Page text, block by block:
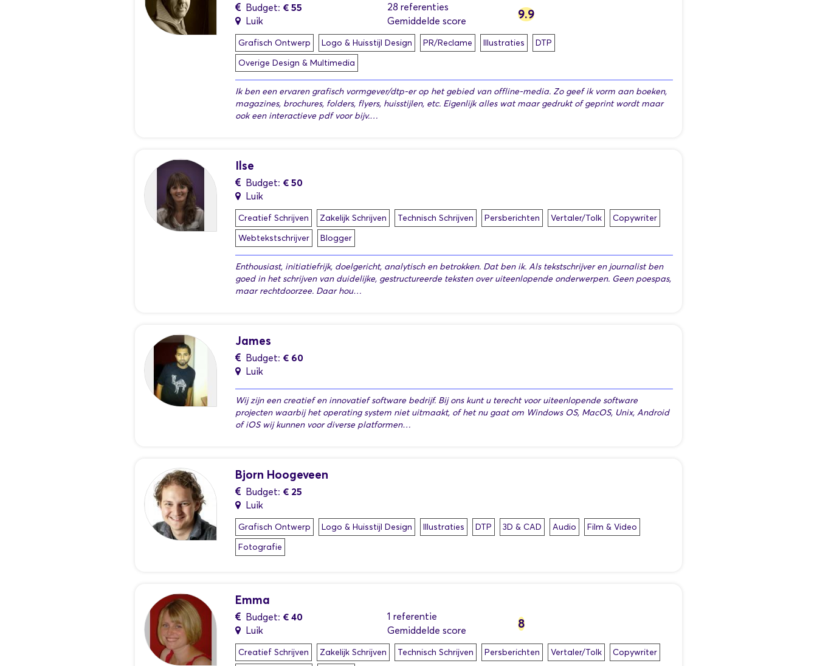
Budget: € 55
28 referenties
Luik
Gemiddelde score 9.9
Grafisch Ontwerp Logo & Huisstijl Design PR/Reclame Illustraties
DTP
Overige Design & Multimedia
Ik ben een ervaren grafisch vormgever/dtp-er op het gebied van offline-media. Zo geef ik vorm aan boeken,
magazines, brochures, folders, flyers, huisstijlen, etc. Eigenlijk alles wat maar gedrukt of geprint wordt maar
ook een interactieve pdf voor bijv.…
Ilse
Budget: € 50
Luik
Creatief Schrijven Zakelijk Schrijven Technisch Schrijven Persberichten Vertaler/Tolk
Copywriter
Webtekstschrijver
Blogger
Enthousiast, initiatiefrijk, doelgericht, analytisch en betrokken. Dat ben ik. Als tekstschrijver en journalist ben
goed in het schrijven van duidelijke, gestructureerde teksten over uiteenlopende onderwerpen. Geen poespas,
maar rechtdoorzee. Daar hou…
James
Budget: € 60
Luik
Wij zijn een creatief en innovatief software bedrijf. Bij ons kunt u terecht voor uiteenlopende software
projecten waarbij het operating system niet uitmaakt, of het nu gaat om Windows OS, MacOS, Unix, Android
of iOS wij kunnen voor diverse platformen…
Bjorn Hoogeveen
Budget: € 25
Luik
Grafisch Ontwerp Logo & Huisstijl Design Illustraties DTP 3D & CAD Audio
Film & Video
Fotografie
Emma
Budget: € 40
1 referentie
Luik
Gemiddelde score 8
Creatief Schrijven Zakelijk Schrijven Technisch Schrijven Persberichten Vertaler/Tolk
Copywriter